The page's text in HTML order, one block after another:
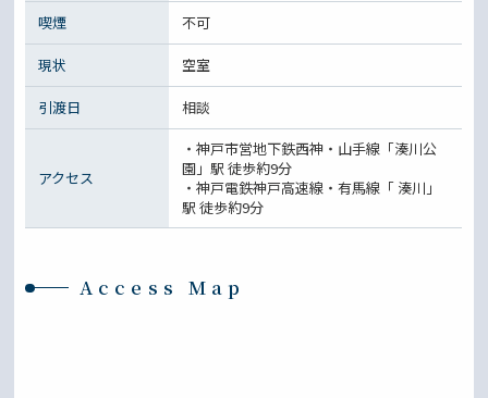
喫煙 不可
現状 空室
引渡日 相談
アクセス
・神戸市営地下鉄西神・山手線「湊川公
園」駅 徒歩約9分
・神戸電鉄神戸高速線・有馬線「 湊川」
駅 徒歩約9分
Access Map